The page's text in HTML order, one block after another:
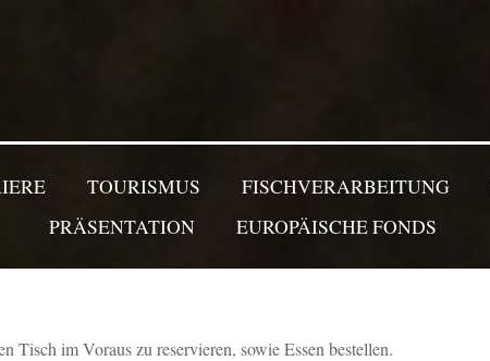
TOURISMUS FISCHVERARBEITUNG
PRÄSENTATION
EUROPÄISCHE FONDS
Tisch im Voraus zu reservieren, sowie Essen bestellen.